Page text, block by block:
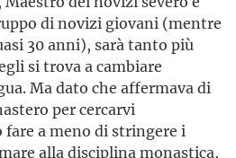
di novizi giovani (mentre
30 anni), sarà tanto più
si trova a cambiare
Ma dato che affermava di
per cercarvi
a meno di stringere i
alla disciplina monastica,